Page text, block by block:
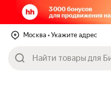
Москва • Укажите адрес